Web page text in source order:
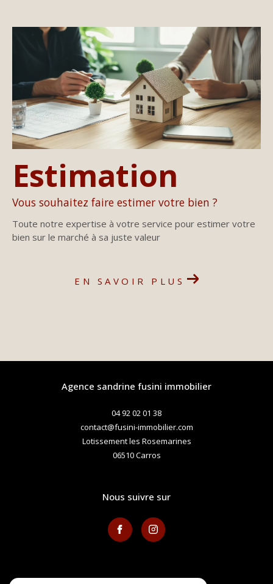
Estimation
Vous souhaitez faire estimer votre bien ?
Toute notre expertise à votre service pour estimer votre
bien sur le marché à sa juste valeur
EN SAVOIR PLUS
agence sandrine fusini immobilier
04 92 02 01 38
contact@fusini-immobilier.com
Lotissement les Rosemarines
06510 carros
nous suivre sur